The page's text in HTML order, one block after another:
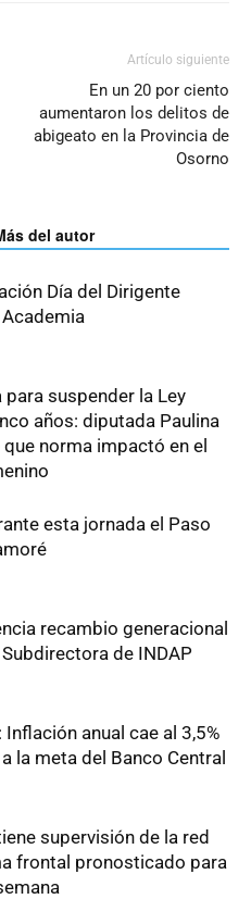
Artículo siguiente
En un 20 por ciento
aumentaron los delitos de
abigeato en la Provincia de
Osorno
del autor
Día del Dirigente
para suspender la Ley
años: diputada Paulina
norma impactó en el
esta jornada el Paso
recambio generacional
de INDAP
Inflación anual cae al 3,5%
la meta del Banco Central
supervisión de la red
frontal pronosticado para